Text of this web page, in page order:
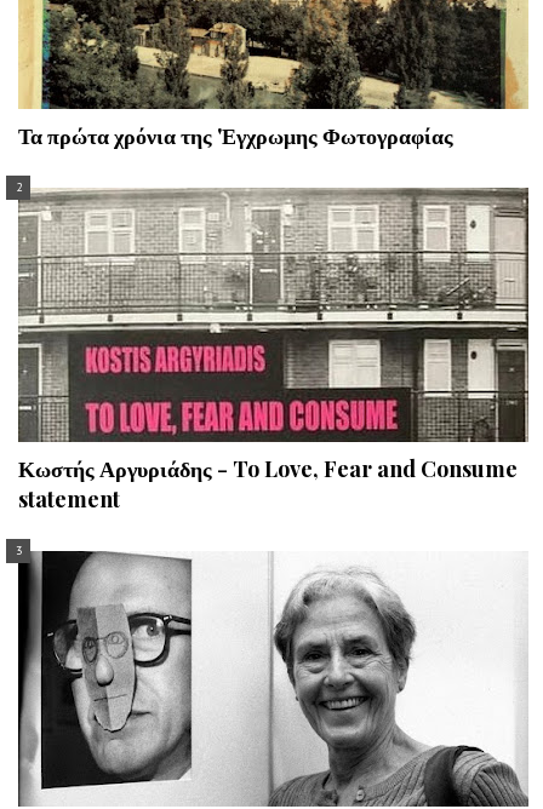
Τα πρώτα χρόνια της 'Εγχρωμης Φωτογραφίας
Κωστής Αργυριάδης - To Love, Fear and Consume
statement